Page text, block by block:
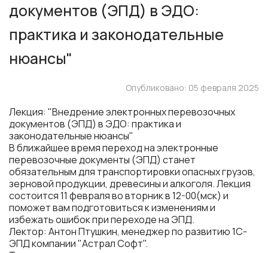
документов (ЭПД) в ЭДО:
практика и законодательные
нюансы"
Опубликовано: 05 февраля 2025
Лекция: "Внедрение электронных перевозочных
документов (ЭПД) в ЭДО: практика и
законодательные нюансы"
В ближайшее время переход на электронные
перевозочные документы (ЭПД) станет
обязательным для транспортировки опасных грузов,
зерновой продукции, древесины и алкоголя. Лекция
состоится 11 февраля во вторник в 12-00(мск) и
поможет вам подготовиться к изменениям и
избежать ошибок при переходе на ЭПД.
Лектор: Антон Птушкин, менеджер по развитию 1С-
ЭПД компании "Астрал Софт".